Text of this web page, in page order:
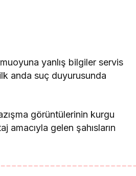
yanlış bilgiler servis
anda suç duyurusunda
görüntülerinin kurgu
gelen şahısların